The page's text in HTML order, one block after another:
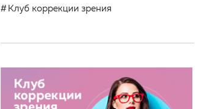
Клуб коррекции зрения